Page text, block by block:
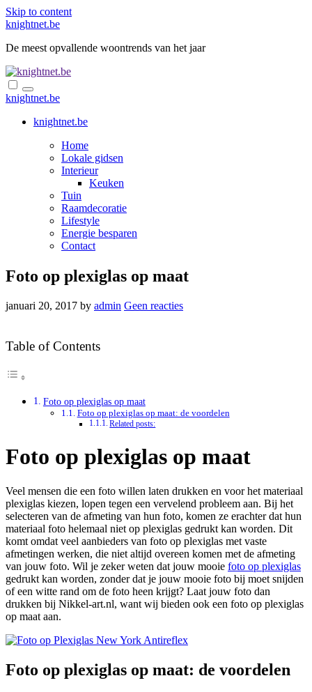
Skip to content
knightnet.be
De meest opvallende woontrends van het jaar
knightnet.be
knightnet.be
Home
Lokale gidsen
Interieur
Keuken
Tuin
Raamdecoratie
Lifestyle
Energie besparen
Contact
Foto op plexiglas op maat
januari 20, 2017 by admin Geen reacties
Table of Contents
Foto op plexiglas op maat
Foto op plexiglas op maat: de voordelen
Related posts:
Foto op plexiglas op maat
Veel mensen die een foto willen laten drukken en voor het materiaal
plexiglas kiezen, lopen tegen een vervelend probleem aan. Bij het
selecteren van de afmeting van hun foto, komen ze erachter dat hun
materiaal foto helemaal niet op plexiglas gedrukt kan worden. Dit
komt omdat veel aanbieders van foto op plexiglas met vaste
afmetingen werken, die niet altijd overeen komen met de afmeting
van jouw foto. Wil je zeker weten dat jouw mooie foto op plexiglas
gedrukt kan worden, zonder dat je jouw mooie foto bij moet snijden
of een witte rand om de foto heen krijgt? Laat jouw foto dan
drukken bij Nikkel-art.nl, want wij bieden ook een foto op plexiglas
op maat aan.
Foto op plexiglas op maat: de voordelen